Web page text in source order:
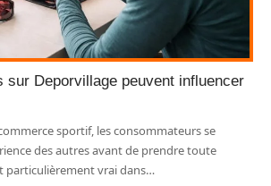
sur Deporvillage peuvent influencer
sportif, les consommateurs se
des autres avant de prendre toute
particulièrement vrai dans…